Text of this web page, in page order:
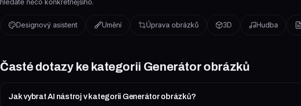
hledáte něco konkrétnějšího.
Designový asistent Umění Úprava obrázků 3D Hudba
Časté dotazy ke kategorii Generátor obrázků
Jak vybrat AI nástroj v kategorii Generátor obrázků?